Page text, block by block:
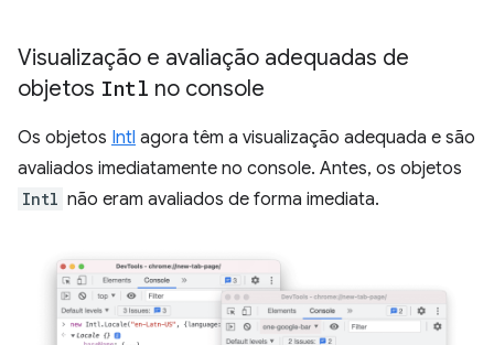
Visualização e avaliação adequadas de
objetos Intl no console
Os objetos Intl agora têm a visualização adequada e são
avaliados imediatamente no console. Antes, os objetos
Intl não eram avaliados de forma imediata.